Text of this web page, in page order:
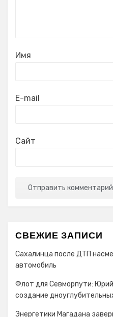
Имя
E-mail
Сайт
СВЕЖИЕ ЗАПИСИ
Сахалинца после ДТП
автомобиль
Флот для Севморпути:
создание
Энергетики Магадана